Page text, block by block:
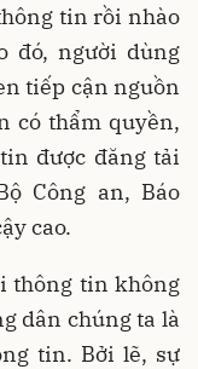
tin rồi nhào
đó, người dùng
tiếp cận nguồn
có thẩm quyền,
được đăng tải
Công an, Báo
cao.
thông tin không
dân chúng ta là
tin. Bởi lẽ, sự